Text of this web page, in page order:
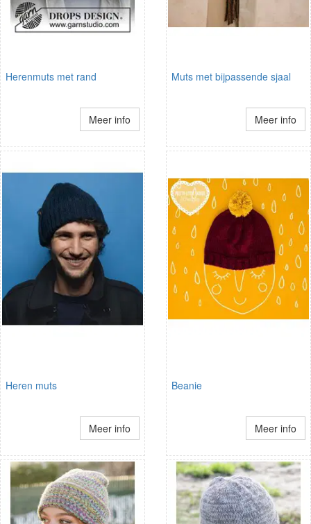
Herenmuts met rand
Meer info
Muts met bijpassende sjaal
Meer info
Heren muts
Meer info
Beanie
Meer info